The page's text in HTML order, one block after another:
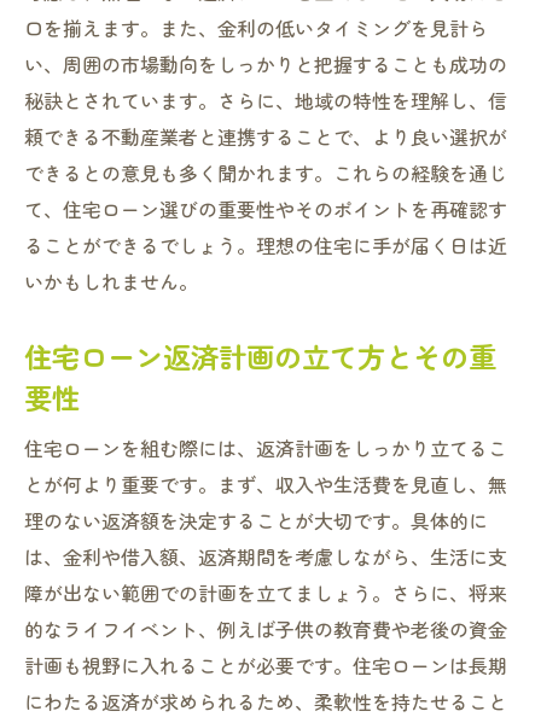
口を揃えます。また、金利の低いタイミングを見計ら
い、周囲の市場動向をしっかりと把握することも成功の
秘訣とされています。さらに、地域の特性を理解し、信
頼できる不動産業者と連携することで、より良い選択が
できるとの意見も多く聞かれます。これらの経験を通じ
て、住宅ローン選びの重要性やそのポイントを再確認す
ることができるでしょう。理想の住宅に手が届く日は近
いかもしれません。
住宅ローン返済計画の立て方とその重
要性
住宅ローンを組む際には、返済計画をしっかり立てるこ
とが何より重要です。まず、収入や生活費を見直し、無
理のない返済額を決定することが大切です。具体的に
は、金利や借入額、返済期間を考慮しながら、生活に支
障が出ない範囲での計画を立てましょう。さらに、将来
的なライフイベント、例えば子供の教育費や老後の資金
計画も視野に入れることが必要です。住宅ローンは長期
にわたる返済が求められるため、柔軟性を持たせること